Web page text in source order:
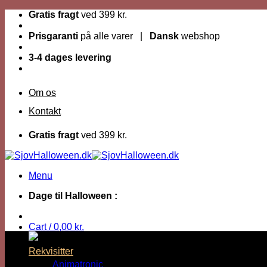
Fortsæt
indhold
Gratis fragt ved 399 kr.
Prisgaranti på alle varer | Dansk webshop
3-4 dages levering
Om os
Kontakt
Gratis fragt ved 399 kr.
Menu
Dage til Halloween :
Cart /0,00 kr.
Rekvisitter
Animatronic